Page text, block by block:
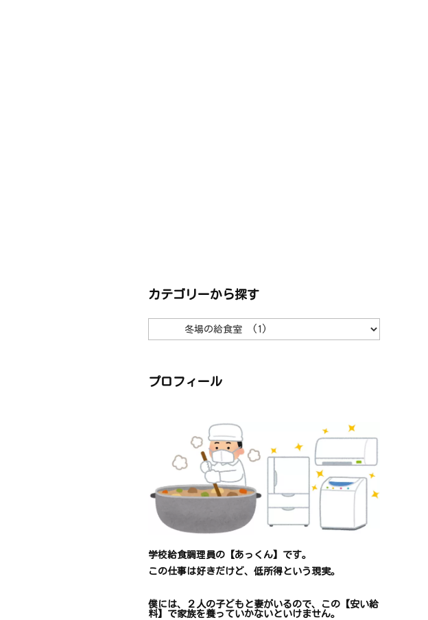
カテゴリーから探す
ゴ
ら
探
プロフィール
学校給食調理員の【あっくん】です。
この仕事は好きだけど、 低所得という現実。
僕には、２人の子どもと妻がいるので、
この【安い給
料】で家族を養っていかないといけません。